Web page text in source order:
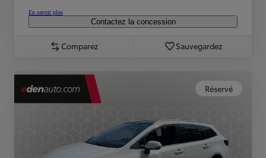
En savoir plus
Contactez la concession
Comparez Sauvegardez
Réservé